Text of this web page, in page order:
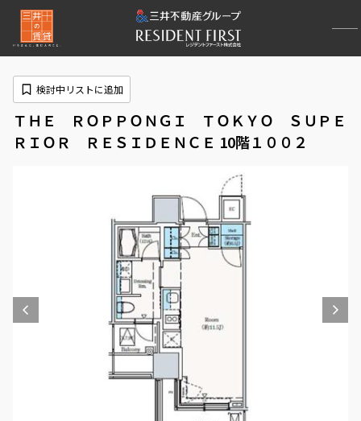
ＴＨＥ ＲＯＰＰＯＮＧＩ ＴＯＫＹＯ ＳＵＰＥ
ＲＩＯＲ ＲＥＳＩＤＥＮＣＥ 10階１００２
検討中リストに追加